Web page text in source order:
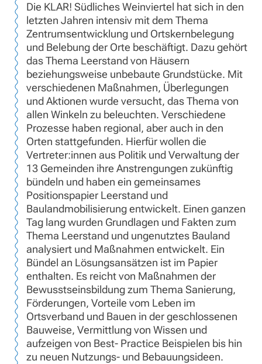
Die KLAR! Südliches Weinviertel hat sich in den
letzten Jahren intensiv mit dem Thema
Zentrumsentwicklung und Ortskernbelegung
und Belebung der Orte beschäftigt. Dazu gehört
das Thema Leerstand von Häusern
beziehungsweise unbebaute Grundstücke. Mit
verschiedenen Maßnahmen, Überlegungen
und Aktionen wurde versucht, das Thema von
allen Winkeln zu beleuchten. Verschiedene
Prozesse haben regional, aber auch in den
Orten stattgefunden. Hierfür wollen die
Vertreter:innen aus Politik und Verwaltung der
13 Gemeinden ihre Anstrengungen zukünftig
bündeln und haben ein gemeinsames
Positionspapier Leerstand und
Baulandmobilisierung entwickelt. Einen ganzen
Tag lang wurden Grundlagen und Fakten zum
Thema Leerstand und ungenutztes Bauland
analysiert und Maßnahmen entwickelt. Ein
Bündel an Lösungsansätzen ist im Papier
enthalten. Es reicht von Maßnahmen der
Bewusstseinsbildung zum Thema Sanierung,
Förderungen, Vorteile vom Leben im
Ortsverband und Bauen in der geschlossenen
Bauweise, Vermittlung von Wissen und
aufzeigen von Best- Practice Beispielen bis hin
zu neuen Nutzungs- und Bebauungsideen.